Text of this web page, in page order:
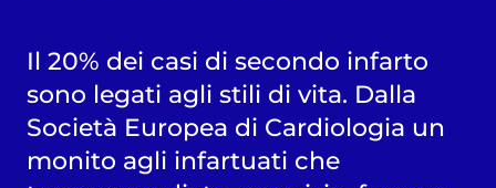
Il 20% dei casi di secondo infarto
sono legati agli stili di vita. Dalla
Società Europea di Cardiologia un
monito agli infartuati che